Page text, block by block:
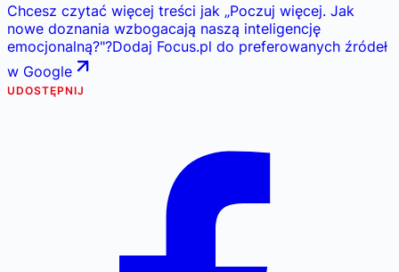
Chcesz czytać więcej treści jak „Poczuj więcej. Jak
nowe doznania wzbogacają naszą inteligencję
emocjonalną?"?Dodaj Focus.pl do preferowanych źródeł
w Google
UDOSTĘPNIJ